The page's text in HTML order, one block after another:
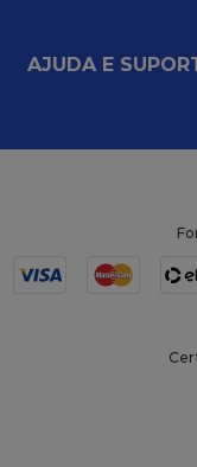
AJUDA E